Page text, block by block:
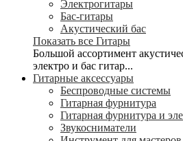
Электрогитары
Бас-гитары
Акустический бас
Показать все Гитары
Большой ассортимент
электро и бас гитар...
Гитарные аксессуары
Беспроводные системы
Гитарная фурнитура
Гитарная фурнитура и
Звукосниматели